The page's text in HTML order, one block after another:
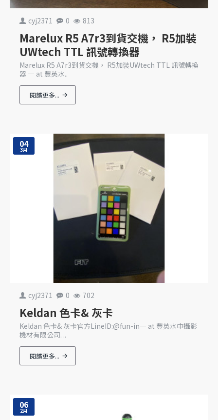
cyj2371 0 813
Marelux R5 A7r3到貨交機， R5加裝
UWtech TTL 訊號轉換器
Marelux R5 A7r3到貨交機， R5加裝UWtech TTL 訊號轉換
器 — at 豐英水..
閱讀更多...
04
3月
cyj2371 0 702
Keldan 色卡& 灰卡
Keldan 色卡& 灰卡官方LineID:@fun-in— at 豐英水中攝影
機材有限公司. ..
閱讀更多...
06
2月